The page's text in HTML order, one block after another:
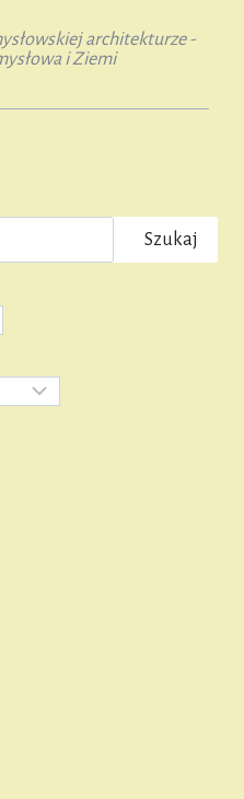
architekturze -
i Ziemi
Szukaj